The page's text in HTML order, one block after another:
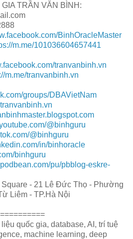
TRẦN VĂN BÌNH:
BinhOracleMaster
m.me/101036604657441
tranvanbinh.vn
m.me/tranvanbinh.vn
groups/DBAVietNam
@binhguru
@binhguru
in/binhoracle
binhguru
pu/pbblog-eskre-
- 21 Lê Đức Thọ - Phường
Liêm - TP.Hà Nội
quốc gia, database, AI, trí tuệ
machine learning, deep